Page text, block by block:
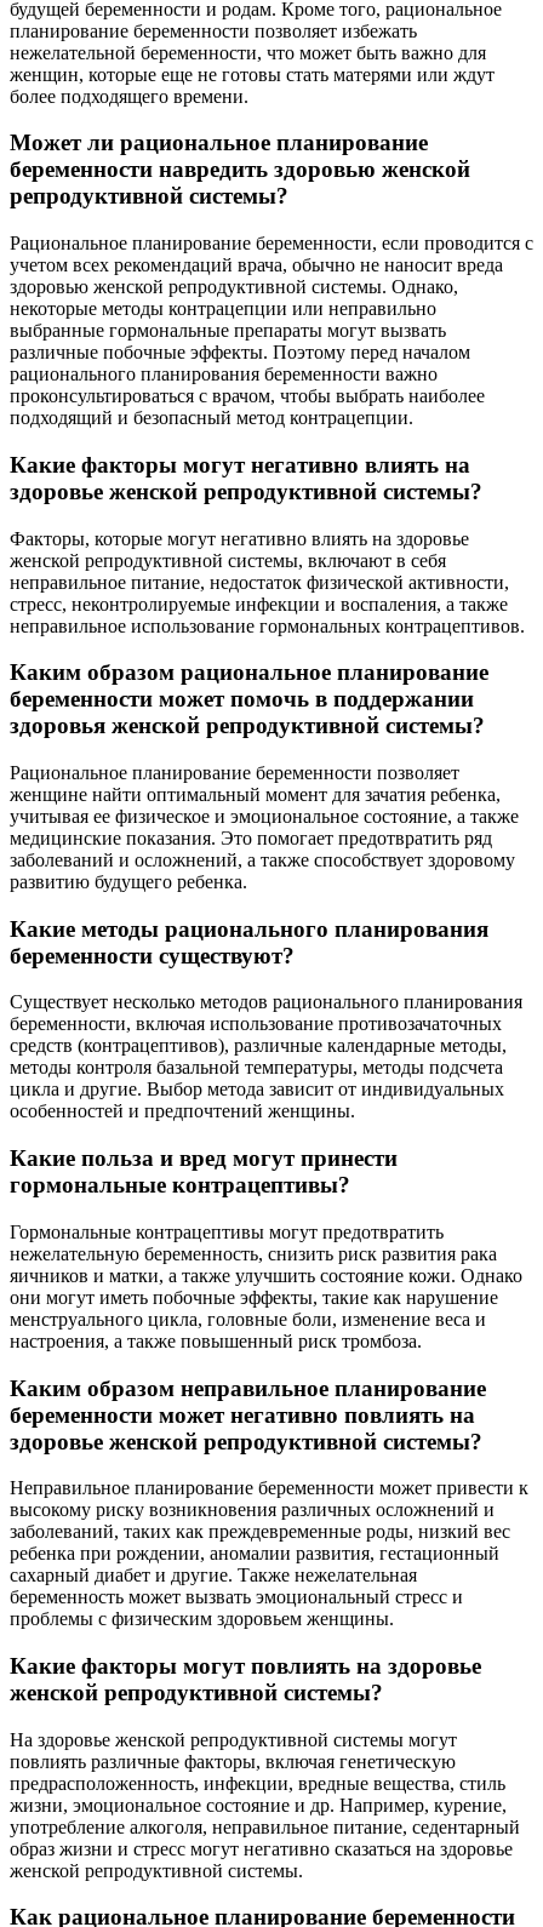
будущей беременности и родам. Кроме того, рациональное
планирование беременности позволяет избежать
нежелательной беременности, что может быть важно для
женщин, которые еще не готовы стать матерями или ждут
более подходящего времени.
Может ли рациональное планирование
беременности навредить здоровью женской
репродуктивной системы?
Рациональное планирование беременности, если проводится с
учетом всех рекомендаций врача, обычно не наносит вреда
здоровью женской репродуктивной системы. Однако,
некоторые методы контрацепции или неправильно
выбранные гормональные препараты могут вызвать
различные побочные эффекты. Поэтому перед началом
рационального планирования беременности важно
проконсультироваться с врачом, чтобы выбрать наиболее
подходящий и безопасный метод контрацепции.
Какие факторы могут негативно влиять на
здоровье женской репродуктивной системы?
Факторы, которые могут негативно влиять на здоровье
женской репродуктивной системы, включают в себя
неправильное питание, недостаток физической активности,
стресс, неконтролируемые инфекции и воспаления, а также
неправильное использование гормональных контрацептивов.
Каким образом рациональное планирование
беременности может помочь в поддержании
здоровья женской репродуктивной системы?
Рациональное планирование беременности позволяет
женщине найти оптимальный момент для зачатия ребенка,
учитывая ее физическое и эмоциональное состояние, а также
медицинские показания. Это помогает предотвратить ряд
заболеваний и осложнений, а также способствует здоровому
развитию будущего ребенка.
Какие методы рационального планирования
беременности существуют?
Существует несколько методов рационального планирования
беременности, включая использование противозачаточных
средств (контрацептивов), различные календарные методы,
методы контроля базальной температуры, методы подсчета
цикла и другие. Выбор метода зависит от индивидуальных
особенностей и предпочтений женщины.
Какие польза и вред могут принести
гормональные контрацептивы?
Гормональные контрацептивы могут предотвратить
нежелательную беременность, снизить риск развития рака
яичников и матки, а также улучшить состояние кожи. Однако
они могут иметь побочные эффекты, такие как нарушение
менструального цикла, головные боли, изменение веса и
настроения, а также повышенный риск тромбоза.
Каким образом неправильное планирование
беременности может негативно повлиять на
здоровье женской репродуктивной системы?
Неправильное планирование беременности может привести к
высокому риску возникновения различных осложнений и
заболеваний, таких как преждевременные роды, низкий вес
ребенка при рождении, аномалии развития, гестационный
сахарный диабет и другие. Также нежелательная
беременность может вызвать эмоциональный стресс и
проблемы с физическим здоровьем женщины.
Какие факторы могут повлиять на здоровье
женской репродуктивной системы?
На здоровье женской репродуктивной системы могут
повлиять различные факторы, включая генетическую
предрасположенность, инфекции, вредные вещества, стиль
жизни, эмоциональное состояние и др. Например, курение,
употребление алкоголя, неправильное питание, седентарный
образ жизни и стресс могут негативно сказаться на здоровье
женской репродуктивной системы.
Как рациональное планирование беременности